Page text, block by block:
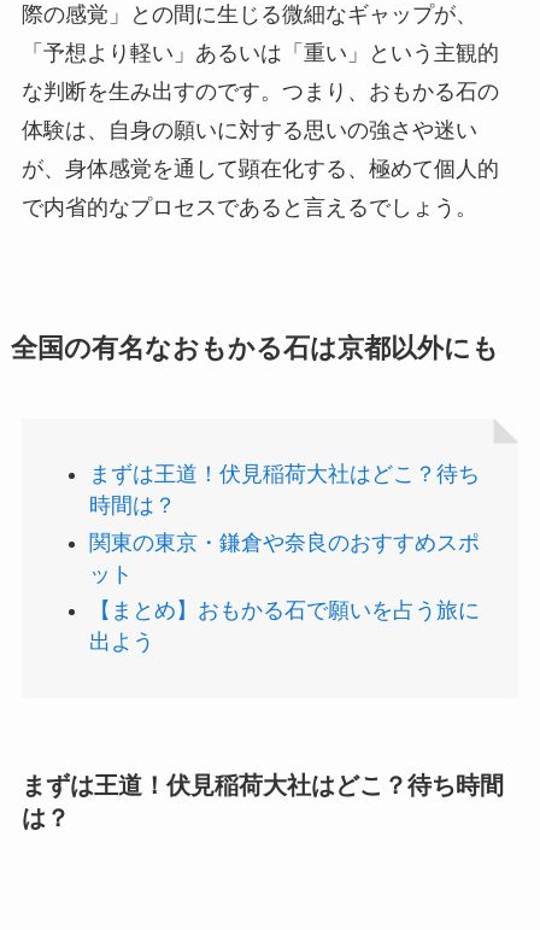
際の感覚」との間に生じる微細なギャップが、
「予想より軽い」あるいは「重い」という主観的
な判断を生み出すのです。つまり、おもかる石の
体験は、自身の願いに対する思いの強さや迷い
が、身体感覚を通して顕在化する、極めて個人的
で内省的なプロセスであると言えるでしょう。
全国の有名なおもかる石は京都以外にも
まずは王道！伏見稲荷大社はどこ？待ち
時間は？
関東の東京・鎌倉や奈良のおすすめスポ
ット
【まとめ】おもかる石で願いを占う旅に
出よう
まずは王道！伏見稲荷大社はどこ？待ち時間
は？